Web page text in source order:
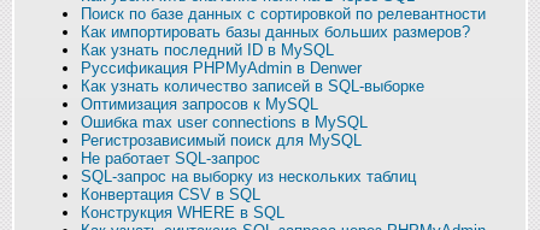
Поиск по базе данных с сортировкой по релевантности
Как импортировать базы данных больших размеров?
Как узнать последний ID в MySQL
Руссификация PHPMyAdmin в Denwer
Как узнать количество записей в SQL-выборке
Оптимизация запросов к MySQL
Ошибка max user connections в MySQL
Регистрозависимый поиск для MySQL
Не работает SQL-запрос
SQL-запрос на выборку из нескольких таблиц
Конвертация CSV в SQL
Конструкция WHERE в SQL